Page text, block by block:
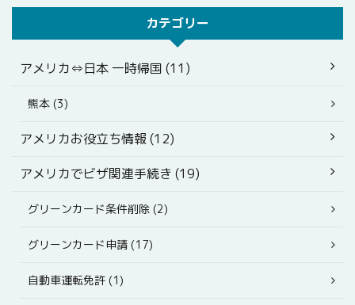
カテゴリー
アメリカ⇔日本 一時帰国 (11)
熊本 (3)
アメリカお役立ち情報 (12)
アメリカでビザ関連手続き (19)
グリーンカード条件削除 (2)
グリーンカード申請 (17)
自動車運転免許 (1)